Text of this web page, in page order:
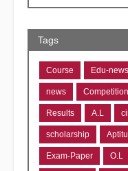
Tags
Course Edu-news
news Competition
Results A.L
scholarship
Exam-Paper O.L